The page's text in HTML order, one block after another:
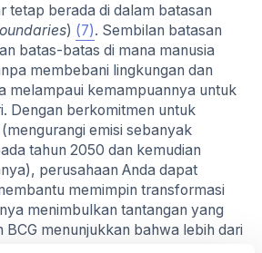
tetap berada di dalam batasan
) (7). Sembilan batasan
batas-batas di mana manusia
membebani lingkungan dan
melampaui kemampuannya untuk
Dengan berkomitmen untuk
emisi sebanyak
tahun 2050 dan kemudian
perusahaan Anda dapat
memimpin transformasi
menimbulkan tantangan yang
BCG menunjukkan bahwa lebih dari